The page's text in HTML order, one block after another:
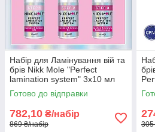
Набір для Ламінування вій та
брів Nikk Mole "Perfect
lamination system" 3х10 мл
Готово до відправки
782,10 ₴/набір
869 ₴/набір 305